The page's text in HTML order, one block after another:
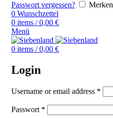
Passwort vergessen?
Merken
0 Wunschzettel
0 items / 0,00 €
Menü
0 items / 0,00 €
Login
Username or email address *
Passwort *